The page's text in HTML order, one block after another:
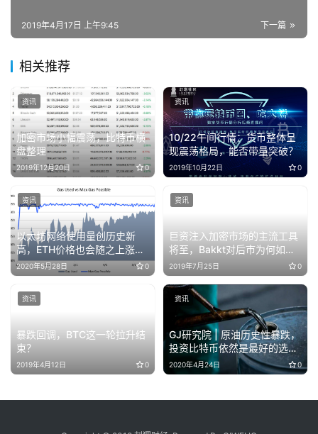
下一篇
2019年4月17日 上午9:45
相关推荐
加密市场小幅震荡，比特币横
盘整理
2019年12月20日 0
资讯
10/22午间行情：货币整体呈
现震荡格局，能否带量突破？
2019年10月22日 0
资讯
以太坊网络使用量创历史新
高，ETH价格也会随之上涨
吗?
2020年5月28日 0
资讯
巨资注入加密市场的主流工具
将至，Bakkt对后市为何如此
重要？
2019年7月25日 0
资讯
暴跌回调，BTC这一轮拉升结
束？
2019年4月12日 0
资讯
GJ研究院 | 原油历史性暴跌，
投资比特币依然是最好的选
择？
2020年4月24日 0
资讯